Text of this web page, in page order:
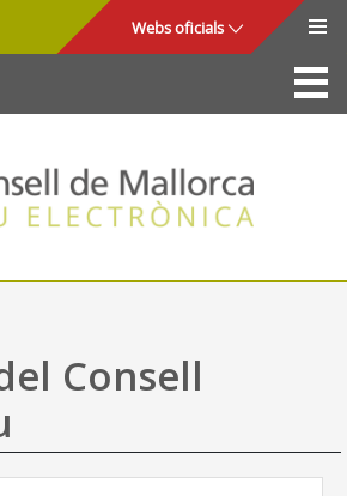
Webs oficials
La Seu
Consell de Mallorca
Accés i seguretat
Utilitats
Ajuda
Consell